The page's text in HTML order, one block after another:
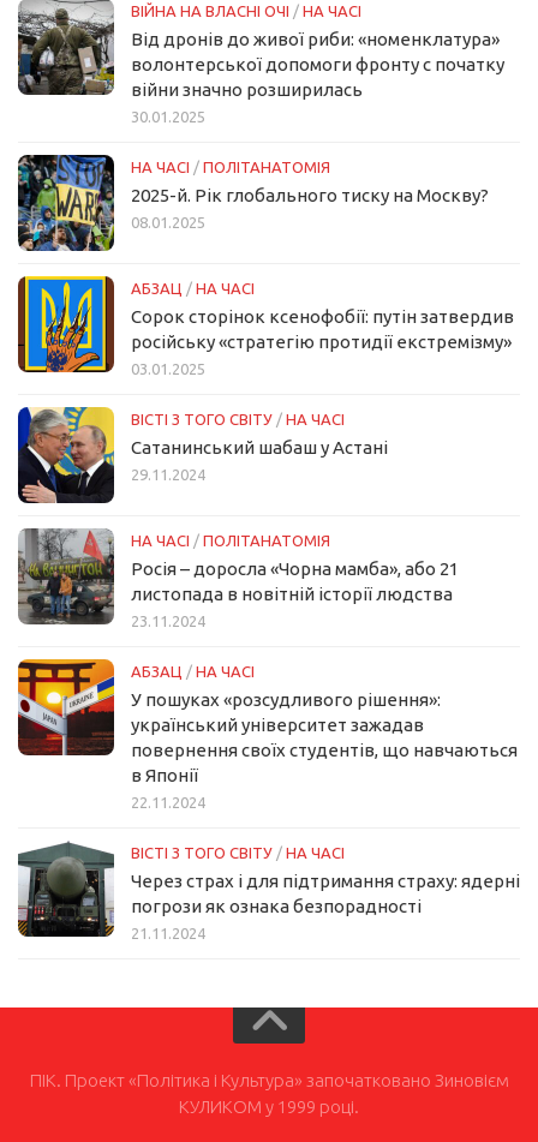
ВІЙНА НА ВЛАСНІ ОЧІ / НА ЧАСІ
Від дронів до живої риби: «номенклатура»
волонтерської допомоги фронту с початку
війни значно розширилась
30.01.2025
НА ЧАСІ / ПОЛІТАНАТОМІЯ
2025-й. Рік глобального тиску на Москву?
08.01.2025
АБЗАЦ / НА ЧАСІ
Сорок сторінок ксенофобії: путін затвердив
російську «стратегію протидії екстремізму»
03.01.2025
ВІСТІ З ТОГО СВІТУ / НА ЧАСІ
Сатанинський шабаш у Астані
29.11.2024
НА ЧАСІ / ПОЛІТАНАТОМІЯ
Росія – доросла «Чорна мамба», або 21
листопада в новітній історії людства
23.11.2024
АБЗАЦ / НА ЧАСІ
У пошуках «розсудливого рішення»:
український університет зажадав
повернення своїх студентів, що навчаються
в Японії
22.11.2024
ВІСТІ З ТОГО СВІТУ / НА ЧАСІ
Через страх і для підтримання страху: ядерні
погрози як ознака безпорадності
21.11.2024
ПІК. Проект «Політика і Культура» започатковано Зиновієм
КУЛИКОМ у 1999 році.